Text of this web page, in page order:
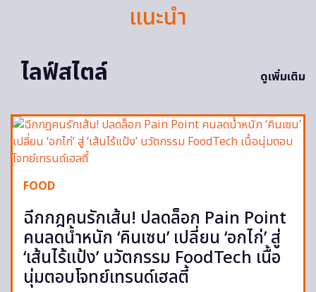
แนะนำ
ไลฟ์สไตล์
ดูเพิ่มเติม
FOOD
ฉีกกฎคนรักเส้น! ปลดล็อก Pain Point
คนลดน้ำหนัก ‘คินเซน’ เปลี่ยน ‘อกไก่’ สู่
‘เส้นไร้แป้ง’ นวัตกรรม FoodTech เนื้อ
นุ่มตอบโจทย์เทรนด์เฮลตี้